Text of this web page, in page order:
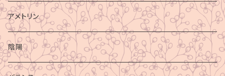
アメトリン
陰陽